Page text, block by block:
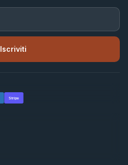
Iscriviti
Stripe